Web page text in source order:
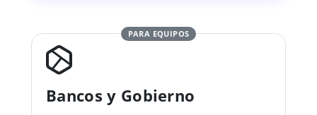
PARA EQUIPOS
Bancos y Gobierno